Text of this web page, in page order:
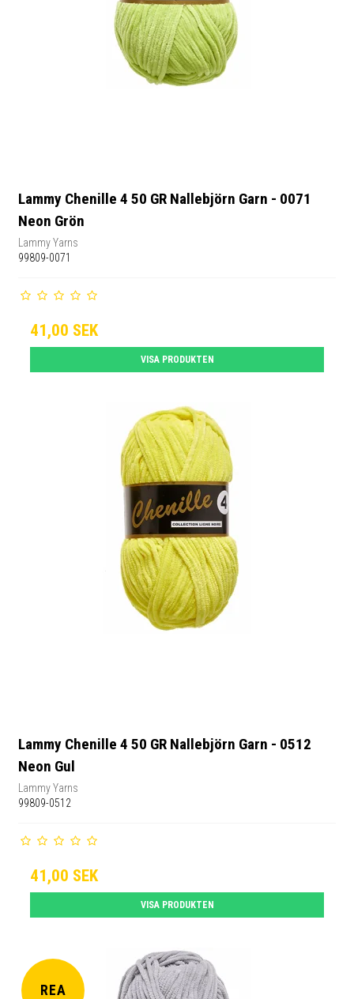
Lammy Chenille 4 50 GR Nallebjörn Garn - 0071
Neon Grön
Lammy Yarns
99809-0071
41,00 SEK
VISA PRODUKTEN
Lammy Chenille 4 50 GR Nallebjörn Garn - 0512
Neon Gul
Lammy Yarns
99809-0512
41,00 SEK
VISA PRODUKTEN
REA